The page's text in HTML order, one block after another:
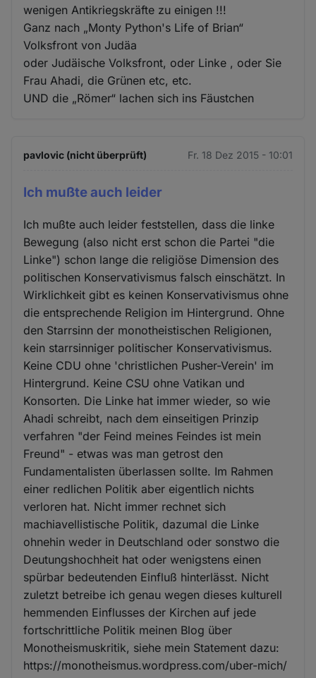
wenigen Antikriegskräfte zu einigen !!!
Ganz nach „Monty Python's Life of Brian“
Volksfront von Judäa
oder Judäische Volksfront, oder Linke , oder Sie
Frau Ahadi, die Grünen etc, etc.
UND die „Römer“ lachen sich ins Fäustchen
pavlovic (nicht überprüft) Fr. 18 Dez 2015 - 10:01
Ich mußte auch leider
Ich mußte auch leider feststellen, dass die linke
Bewegung (also nicht erst schon die Partei "die
Linke") schon lange die religiöse Dimension des
politischen Konservativismus falsch einschätzt. In
Wirklichkeit gibt es keinen Konservativismus ohne
die entsprechende Religion im Hintergrund. Ohne
den Starrsinn der monotheistischen Religionen,
kein starrsinniger politischer Konservativismus.
Keine CDU ohne 'christlichen Pusher-Verein' im
Hintergrund. Keine CSU ohne Vatikan und
Konsorten. Die Linke hat immer wieder, so wie
Ahadi schreibt, nach dem einseitigen Prinzip
verfahren "der Feind meines Feindes ist mein
Freund" - etwas was man getrost den
Fundamentalisten überlassen sollte. Im Rahmen
einer redlichen Politik aber eigentlich nichts
verloren hat. Nicht immer rechnet sich
machiavellistische Politik, dazumal die Linke
ohnehin weder in Deutschland oder sonstwo die
Deutungshochheit hat oder wenigstens einen
spürbar bedeutenden Einfluß hinterlässt. Nicht
zuletzt betreibe ich genau wegen dieses kulturell
hemmenden Einflusses der Kirchen auf jede
fortschrittliche Politik meinen Blog über
Monotheismuskritik, siehe mein Statement dazu:
https://monotheismus.wordpress.com/uber-mich/